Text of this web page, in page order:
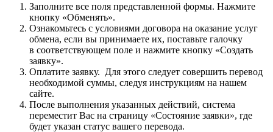
Заполните все поля представленной формы. Нажмите
кнопку «Обменять».
Ознакомьтесь с условиями договора на оказание услуг
обмена, если вы принимаете их, поставьте галочку
в соответствующем поле и нажмите кнопку «Создать
заявку».
Оплатите заявку. Для этого следует совершить перевод
необходимой суммы, следуя инструкциям на нашем
сайте.
После выполнения указанных действий, система
переместит Вас на страницу «Состояние заявки», где
будет указан статус вашего перевода.